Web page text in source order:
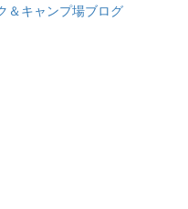
＆キャンプ場ブログ